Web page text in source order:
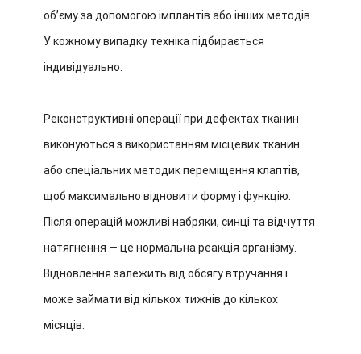
об’єму за допомогою імплантів або інших методів.
У кожному випадку техніка підбирається
індивідуально.
Реконструктивні операції при дефектах тканин
виконуються з використанням місцевих тканин
або спеціальних методик переміщення клаптів,
щоб максимально відновити форму і функцію.
Після операцій можливі набряки, синці та відчуття
натягнення — це нормальна реакція організму.
Відновлення залежить від обсягу втручання і
може займати від кількох тижнів до кількох
місяців.